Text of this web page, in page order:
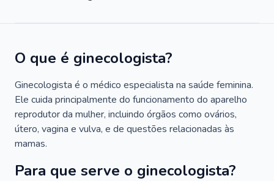
O que é ginecologista?
Ginecologista é o médico especialista na saúde feminina.
Ele cuida principalmente do funcionamento do aparelho
reprodutor da mulher, incluindo órgãos como ovários,
útero, vagina e vulva, e de questões relacionadas às
mamas.
Para que serve o ginecologista?